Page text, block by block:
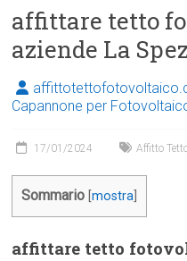
affittare tetto
aziende La
Capannone per
17/01/2024 Affitto
Sommario [mostra
affittare tetto